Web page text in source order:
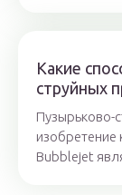
Какие
струйных
Пузырьково-
изобретение
Bubblejet